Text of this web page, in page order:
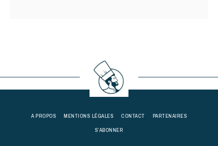
A PROPOS MENTIONS LÉGALES CONTACT
PARTENAIRES
S’ABONNER